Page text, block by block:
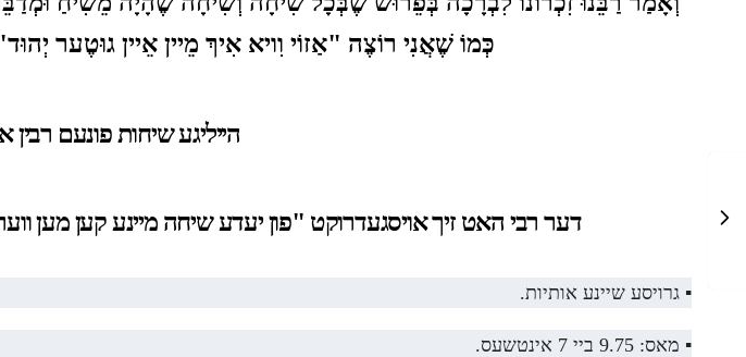
כְּמוֹ שֶׁאֲנִי רוֹצֶה "אַזוֹי וִויא אִיךְ מֵיין אֵיין גוּטֶער
הייליגע שיחות פונעם רבין
דער רבי האט זיך אויסגעדרוקט "פון יעדע שיחה מיינע קען מען
▪️ גרויסע שיינע אותיות.
▪️ מאס: 9.75 ביי 7 אינטשעס.